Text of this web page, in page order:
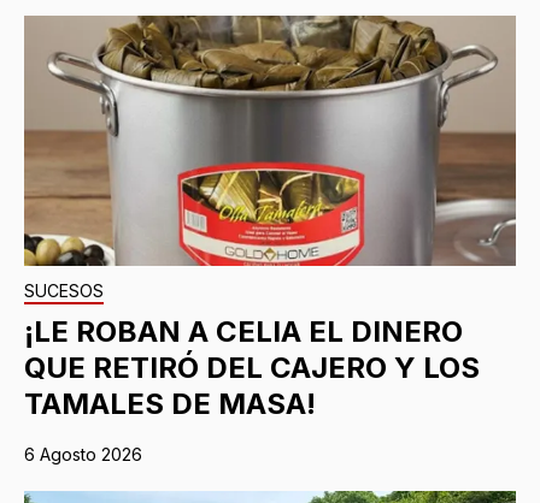
SUCESOS
¡LE ROBAN A CELIA EL DINERO
QUE RETIRÓ DEL CAJERO Y LOS
TAMALES DE MASA!
6 Agosto 2026